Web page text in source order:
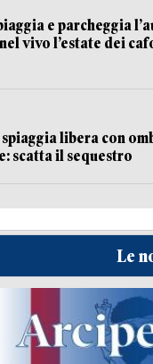
e parcheggia
vivo l’estate dei
spiaggia libera con
scatta il sequestro
Le